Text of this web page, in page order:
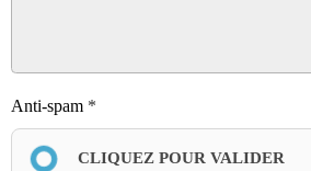
Anti-spam
CLIQUEZ POUR VALIDER